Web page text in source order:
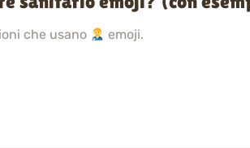
che usano emoji.